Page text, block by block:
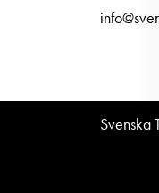
Svenska